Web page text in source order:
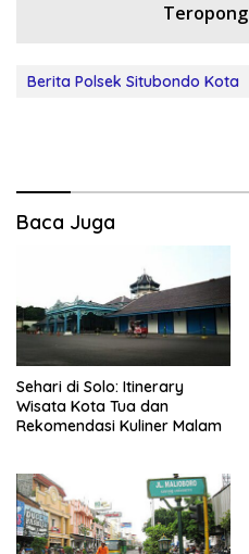
Berita Polsek Situbondo Kota
Baca Juga
Sehari di Solo: Itinerary
Wisata Kota Tua dan
Rekomendasi Kuliner Malam